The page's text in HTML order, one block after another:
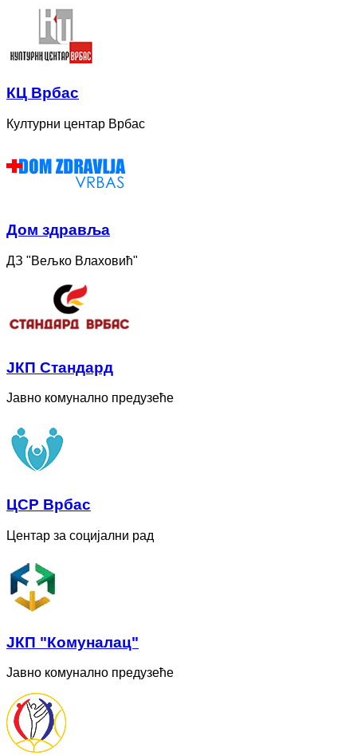
КЦ Врбас
Културни центар Врбас
Дом здравља
ДЗ "Вељко Влаховић"
ЈКП Стандард
Јавно комунално предузеће
ЦСР Врбас
Центар за социјални рад
ЈКП "Комуналац"
Јавно комунално предузеће